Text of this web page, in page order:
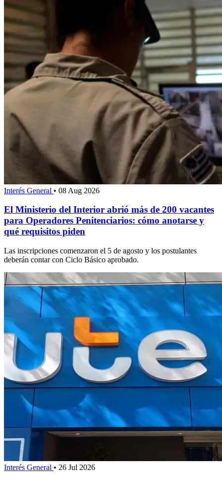
Interés General • 08 Aug 2026
El Ministerio del Interior abrió más de 200 vacantes
para Operadores Penitenciarios: cómo anotarse y
qué requisitos piden
Las inscripciones comenzaron el 5 de agosto y los postulantes
deberán contar con Ciclo Básico aprobado.
Interés General • 26 Jul 2026